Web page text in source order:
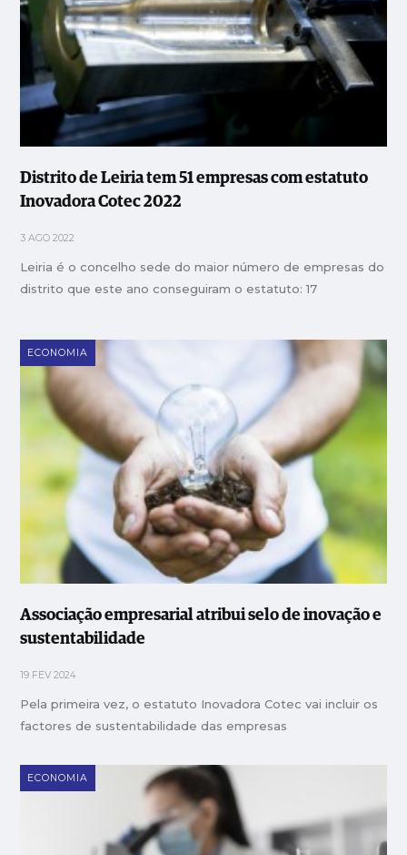
Distrito de Leiria tem 51 empresas com estatuto
Inovadora Cotec 2022
3 AGO 2022
Leiria é o concelho sede do maior número de empresas do
distrito que este ano conseguiram o estatuto: 17
ECONOMIA
Associação empresarial atribui selo de inovação e
sustentabilidade
19 FEV 2024
Pela primeira vez, o estatuto Inovadora Cotec vai incluir os
factores de sustentabilidade das empresas
ECONOMIA